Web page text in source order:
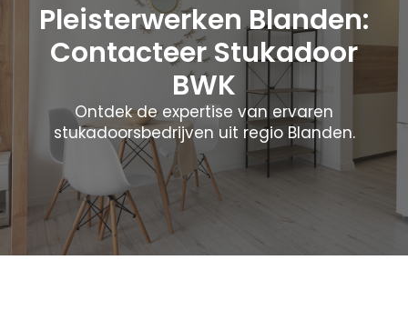
Pleisterwerken Blanden:
Contacteer Stukadoor
BWK
Ontdek de expertise van ervaren
stukadoorsbedrijven uit regio Blanden.